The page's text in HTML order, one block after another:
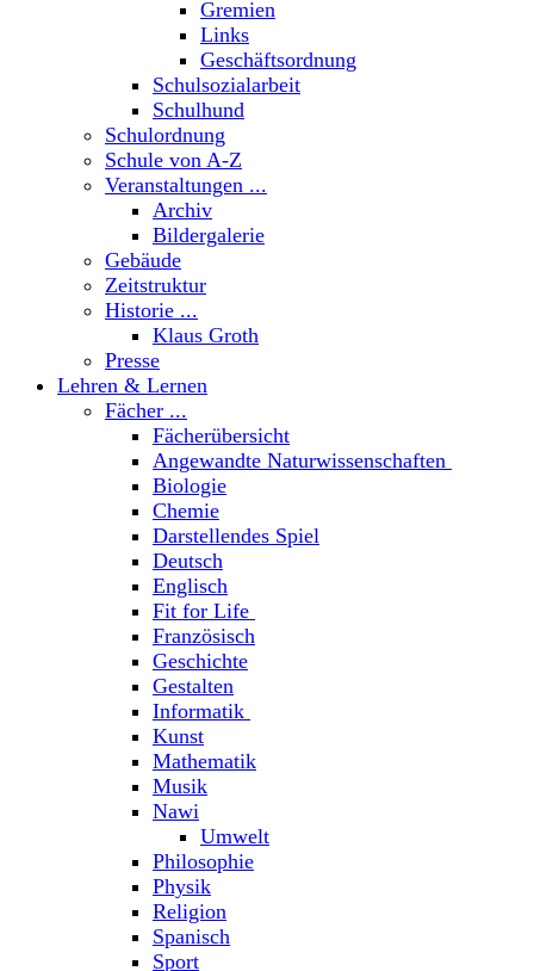
Gremien
Links
Geschäftsordnung
Schulsozialarbeit
Schulhund
Schulordnung
Schule von A-Z
Veranstaltungen ...
Archiv
Bildergalerie
Gebäude
Zeitstruktur
Historie ...
Klaus Groth
Presse
Lehren & Lernen
Fächer ...
Fächerübersicht
Angewandte Naturwissenschaften
Biologie
Chemie
Darstellendes Spiel
Deutsch
Englisch
Fit for Life
Französisch
Geschichte
Gestalten
Informatik
Kunst
Mathematik
Musik
Nawi
Umwelt
Philosophie
Physik
Religion
Spanisch
Sport